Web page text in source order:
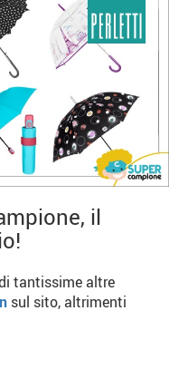
il
tantissime altre
sul sito, altrimenti